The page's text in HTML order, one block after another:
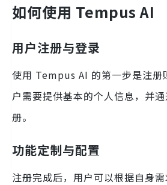
如何使用 Tempus AI
用户注册与登录
使用 Tempus AI 的第一步是注册
户需要提供基本的个人信息，并
册。
功能定制与配置
注册完成后，用户可以根据自身需